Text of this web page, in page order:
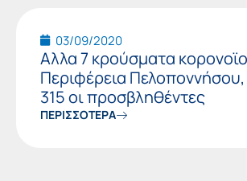
03/09/2020
Αλλα 7 κρούσματα
Περιφέρεια
315 οι προσβληθέντες
ΠΕΡΙΣΣΟΤΕΡΑ